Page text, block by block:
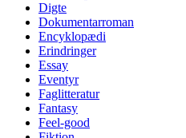
Digte
Dokumentarroman
Encyklopædi
Erindringer
Essay
Eventyr
Faglitteratur
Fantasy
Feel-good